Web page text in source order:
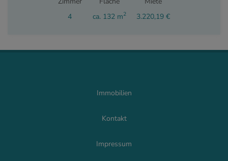
4
ca. 132 m2
3.220,19 €
Immobilien
Kontakt
Impressum